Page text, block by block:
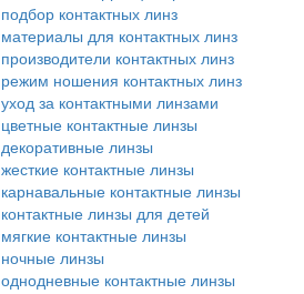
подбор контактных линз
материалы для контактных линз
производители контактных линз
режим ношения контактных линз
уход за контактными линзами
цветные контактные линзы
декоративные линзы
жесткие контактные линзы
карнавальные контактные линзы
контактные линзы для детей
мягкие контактные линзы
ночные линзы
однодневные контактные линзы